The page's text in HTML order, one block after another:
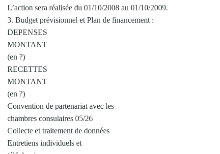
L’action sera réalisée du 01/10/2008 au 01/10/2009.
3. Budget prévisionnel et Plan de financement :
DEPENSES
MONTANT
(en ?)
RECETTES
MONTANT
(en ?)
Convention de partenariat avec les
chambres consulaires 05/26
Collecte et traitement de données
Entretiens individuels et